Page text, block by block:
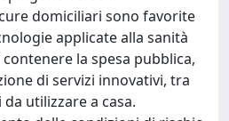
domiciliari sono favorite
applicate alla sanità
la spesa pubblica,
di servizi innovativi, tra
utilizzare a casa.